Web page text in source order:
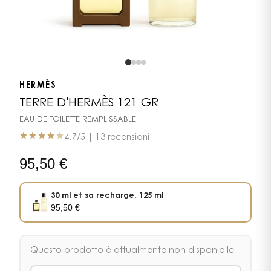
HERMÈS
TERRE D'HERMÈS 121 GR
EAU DE TOILETTE REMPLISSABLE
4.7 /5 | 13 recensioni
95,50 €
30 ml et sa recharge, 125 ml
95,50€
Questo prodotto è attualmente non disponibile